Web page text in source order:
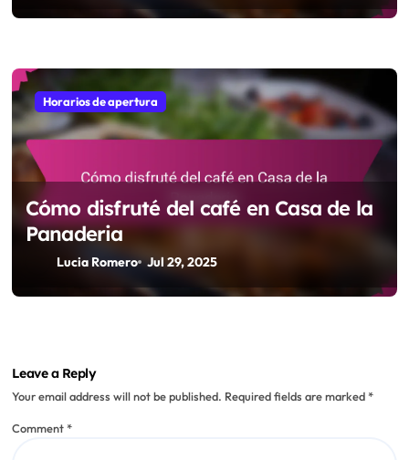
Horarios de apertura
Cómo disfruté del café en Casa de la
Panaderia
Lucia Romero Jul 29, 2025
Leave a Reply
Your email address will not be published. Required fields are marked*
Comment*